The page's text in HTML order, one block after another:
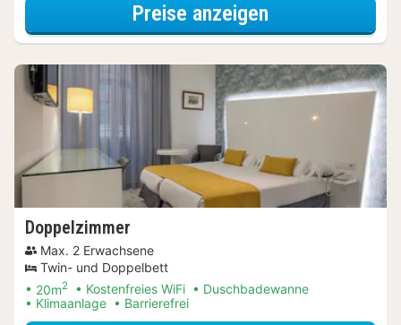
Preise anzeigen
Doppelzimmer
Max. 2 Erwachsene
Twin- und Doppelbett
20m2 Kostenfreies WiFi
Duschbadewanne
Klimaanlage
Barrierefrei